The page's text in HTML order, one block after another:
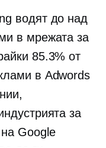
водят до над
в мрежата за
85.3% от
в Adwords
за
Google